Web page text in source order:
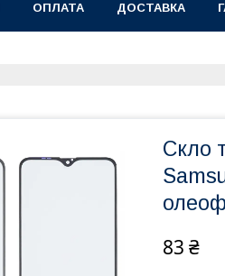
ОПЛАТА ДОСТАВКА
Скло
83 ₴